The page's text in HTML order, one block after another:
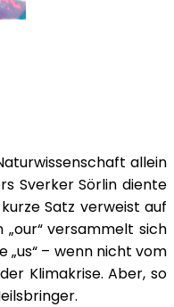
allein
Sverker Sörlin diente
Satz verweist auf
versammelt sich
– wenn nicht vom
Klimakrise. Aber, so